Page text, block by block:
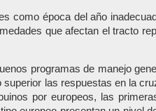
como época del año
que afectan el tracto
programas de manejo
las respuestas en la
por europeos, las